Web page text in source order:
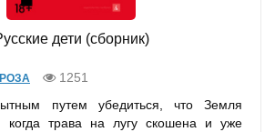
дети (сборник)
1251
путем убедиться, что Земля
когда трава на лугу скошена и уже